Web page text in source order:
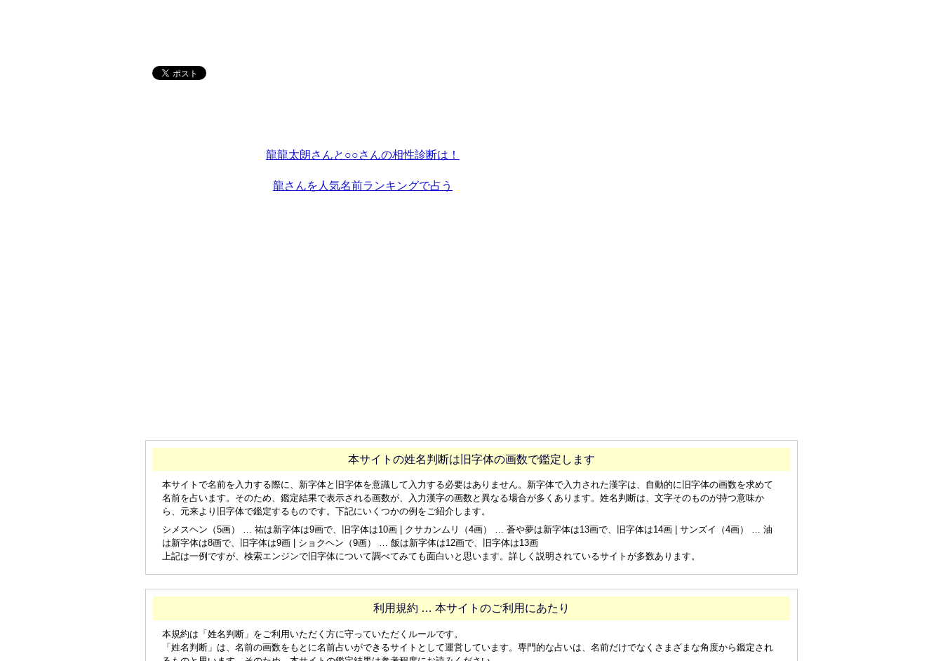
龍龍太朗さんと○○さんの相性診断は！
龍さんを人気名前ランキングで占う
本サイトの姓名判断は旧字体の画数で鑑定します
本サイトで名前を入力する際に、新字体と旧字体を意識して入力する必要はありません。新字体で入力された漢字は、自動的に旧字体の画数を求めて
名前を占います。そのため、鑑定結果で表示される画数が、入力漢字の画数と異なる場合が多くあります。姓名判断は、文字そのものが持つ意味か
ら、元来より旧字体で鑑定するものです。下記にいくつかの例をご紹介します。
シメスヘン（5画） … 祐は新字体は9画で、旧字体は10画 | クサカンムリ（4画） … 蒼や夢は新字体は13画で、旧字体は14画 | サンズイ（4画） … 油
は新字体は8画で、旧字体は9画 | ショクヘン（9画） … 飯は新字体は12画で、旧字体は13画
上記は一例ですが、検索エンジンで旧字体について調べてみても面白いと思います。詳しく説明されているサイトが多数あります。
利用規約 … 本サイトのご利用にあたり
本規約は「姓名判断」をご利用いただく方に守っていただくルールです。
「姓名判断」は、名前の画数をもとに名前占いができるサイトとして運営しています。専門的な占いは、名前だけでなくさまざまな角度から鑑定され